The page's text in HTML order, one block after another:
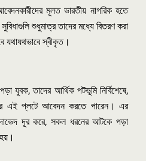
মূলত ভারতীয় নাগরিক হতে
শুধুমাত্র তাদের মধ্যে বিতরণ করা
যথাযথভাবে স্বীকৃত।
যুবক, তাদের আর্থিক পটভূমি নির্বিশেষে,
এই প্লটে আবেদন করতে পারেন। এর
দূর করে, সকল ধরনের আটকে পড়া